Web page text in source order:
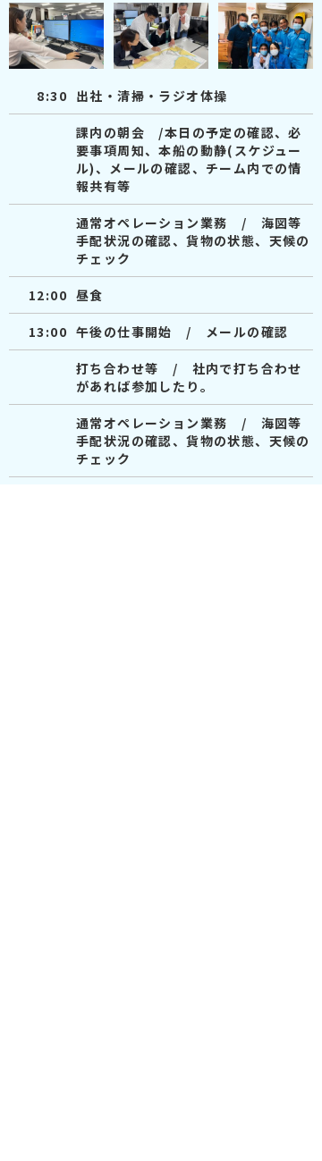
8:30 出社・清掃・ラジオ体操
課内の朝会 /本日の予定の確認、必
要事項周知、本船の動静(スケジュー
ル)、メールの確認、チーム内での情
報共有等
通常オペレーション業務 / 海図等
手配状況の確認、貨物の状態、天候の
チェック
12:00 昼食
13:00 午後の仕事開始 / メールの確認
打ち合わせ等 / 社内で打ち合わせ
があれば参加したり。
通常オペレーション業務 / 海図等
手配状況の確認、貨物の状態、天候の
チェック